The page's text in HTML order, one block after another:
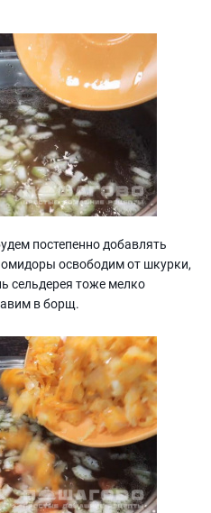
постепенно добавлять
освободим от шкурки,
сельдерея тоже мелко
в борщ.